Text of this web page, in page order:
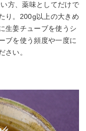
方、薬味としてだけで
り。200g以上の大きめ
生姜チューブを使うシ
ブを使う頻度や一度に
さい。